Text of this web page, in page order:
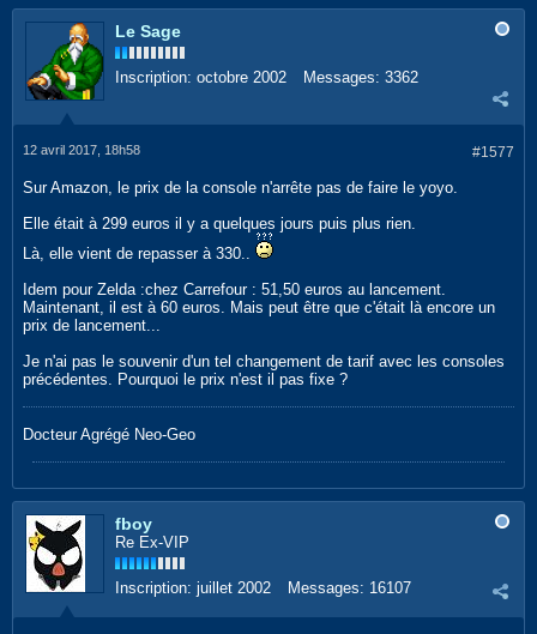
Le Sage
Inscription: octobre 2002 Messages: 3362
#1577
12 avril 2017, 18h58
Sur Amazon, le prix de la console n'arrête pas de faire le yoyo.
Elle était à 299 euros il y a quelques jours puis plus rien.
Là, elle vient de repasser à 330..
Idem pour Zelda :chez Carrefour : 51,50 euros au lancement.
Maintenant, il est à 60 euros. Mais peut être que c'était là encore un
prix de lancement...
Je n'ai pas le souvenir d'un tel changement de tarif avec les consoles
précédentes. Pourquoi le prix n'est il pas fixe ?
Docteur Agrégé Neo-Geo
fboy
Re Ex-VIP
Inscription: juillet 2002 Messages: 16107